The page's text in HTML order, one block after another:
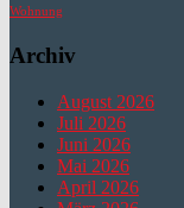
Wohnung
Archiv
August 2026
Juli 2026
Juni 2026
Mai 2026
April 2026